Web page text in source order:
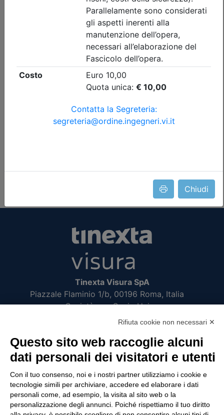
Chiudi
dal 21/07/2026 al 10/09/2026
convegno
Priorità iscrizioni Allegati
Successiva
Tinexta Visura SpA
Piazzale Flaminio 1/b, 00196 Roma, Italia
Società con Socio Unico
Società soggetta alla direzione e coordinamento
P.IVA 05338771008 REA n. 877679
UTILITÀ
Recupero Password
Verifica attestato di presenza
Rifiuta cookie non necessari ✕
Questo sito web raccoglie alcuni
dati personali dei visitatori e utenti
Con il tuo consenso, noi e i nostri partner utilizziamo i cookie e
tecnologie simili per archiviare, accedere ed elaborare i dati
personali come, ad esempio, la visita al sito web o la
personalizzazione degli annunci. Poiché rispettiamo il tuo diritto